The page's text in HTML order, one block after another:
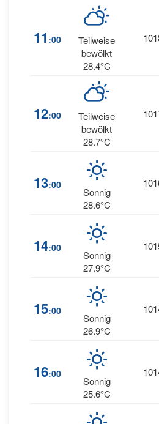
11 :00
Teilweise
bewölkt
28.4°C
12:00
Teilweise
bewölkt
28.7°C
13:00
Sonnig
28.6°C
14:00
Sonnig
27.9°C
15:00
Sonnig
26.9°C
16:00
Sonnig
25.6°C